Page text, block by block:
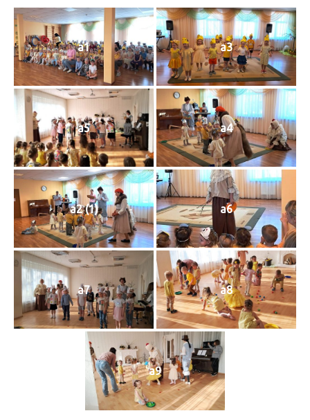
a1 a3
a5 a4
a2 (1) a6
a7 a8
a9